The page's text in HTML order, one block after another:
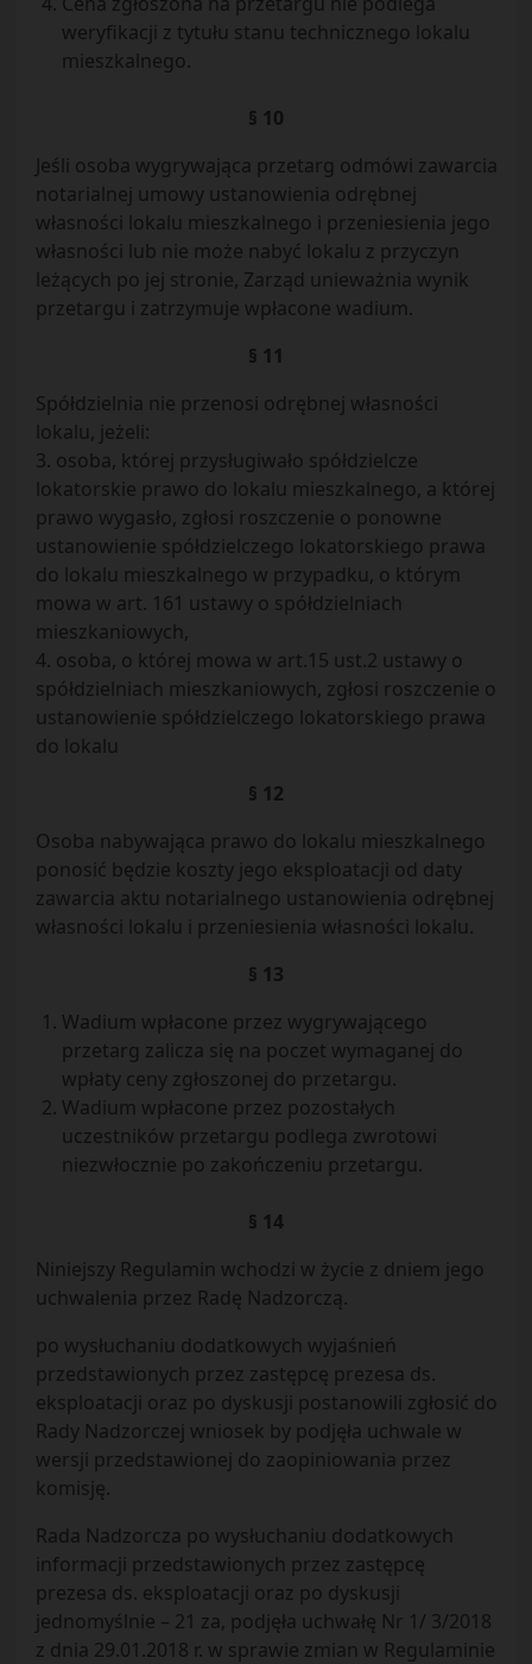
weryfikacji z tytułu stanu technicznego lokalu
mieszkalnego.
§ 10
Jeśli osoba wygrywająca przetarg odmówi zawarcia
notarialnej umowy ustanowienia odrębnej
własności lokalu mieszkalnego i przeniesienia jego
własności lub nie może nabyć lokalu z przyczyn
leżących po jej stronie, Zarząd unieważnia wynik
przetargu i zatrzymuje wpłacone wadium.
§ 11
Spółdzielnia nie przenosi odrębnej własności
lokalu, jeżeli:
3. osoba, której przysługiwało spółdzielcze
lokatorskie prawo do lokalu mieszkalnego, a której
prawo wygasło, zgłosi roszczenie o ponowne
ustanowienie spółdzielczego lokatorskiego prawa
do lokalu mieszkalnego w przypadku, o którym
mowa w art. 161 ustawy o spółdzielniach
mieszkaniowych,
4. osoba, o której mowa w art.15 ust.2 ustawy o
spółdzielniach mieszkaniowych, zgłosi roszczenie o
ustanowienie spółdzielczego lokatorskiego prawa
do lokalu
§ 12
Osoba nabywająca prawo do lokalu mieszkalnego
ponosić będzie koszty jego eksploatacji od daty
zawarcia aktu notarialnego ustanowienia odrębnej
własności lokalu i przeniesienia własności lokalu.
§ 13
Wadium wpłacone przez wygrywającego
przetarg zalicza się na poczet wymaganej do
wpłaty ceny zgłoszonej do przetargu.
Wadium wpłacone przez pozostałych
uczestników przetargu podlega zwrotowi
niezwłocznie po zakończeniu przetargu.
§ 14
Niniejszy Regulamin wchodzi w życie z dniem jego
uchwalenia przez Radę Nadzorczą.
po wysłuchaniu dodatkowych wyjaśnień
przedstawionych przez zastępcę prezesa ds.
eksploatacji oraz po dyskusji postanowili zgłosić do
Rady Nadzorczej wniosek by podjęła uchwale w
wersji przedstawionej do zaopiniowania przez
komisję.
Rada Nadzorcza po wysłuchaniu dodatkowych
informacji przedstawionych przez zastępcę
prezesa ds. eksploatacji oraz po dyskusji
jednomyślnie – 21 za, podjęła uchwałę Nr 1/ 3/2018
z dnia 29.01.2018 r. w sprawie zmian w Regulaminie